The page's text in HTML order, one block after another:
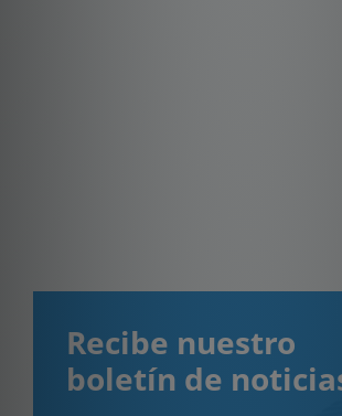
Recibe nuestro
boletín de